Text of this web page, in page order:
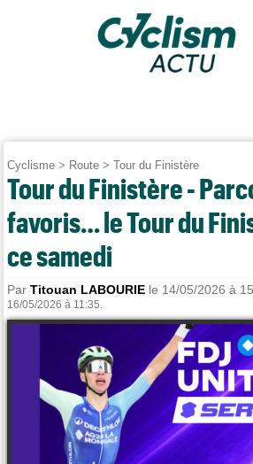
Cyclisme > Route >Tour du Finistère
Tour du Finistère -
favoris… le Tour du
ce samedi
ParTitouan LABOURIE le 14/05/2026 à
16/05/2026 à 11:35.